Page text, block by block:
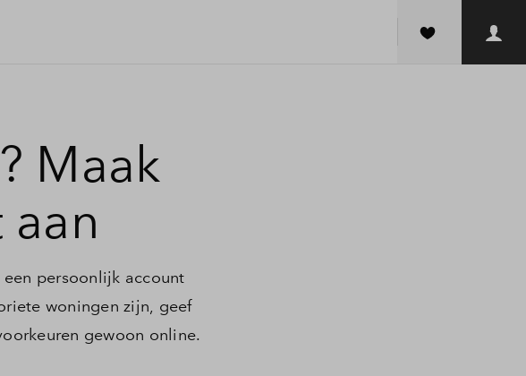
Maak
persoonlijk account
woningen zijn, geef
gewoon online.